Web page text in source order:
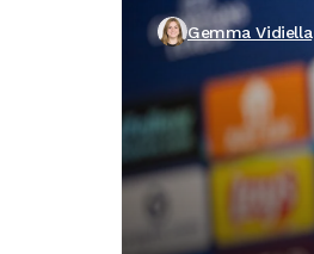
Gemma Vidiella